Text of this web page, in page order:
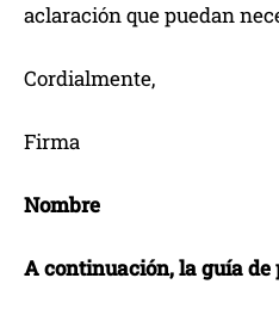
aclaración que puedan
Cordialmente,
Firma
Nombre
A continuación, la guía